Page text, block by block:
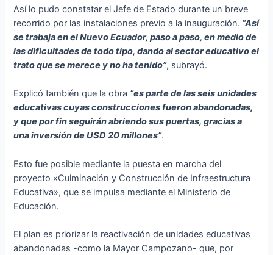
Así lo pudo constatar el Jefe de Estado durante un breve
recorrido por las instalaciones previo a la inauguración. “Así
se trabaja en el Nuevo Ecuador, paso a paso, en medio de
las dificultades de todo tipo, dando al sector educativo el
trato que se merece y no ha tenido”, subrayó.
Explicó también que la obra “es parte de las seis unidades
educativas cuyas construcciones fueron abandonadas,
y que por fin seguirán abriendo sus puertas, gracias a
una inversión de USD 20 millones”.
Esto fue posible mediante la puesta en marcha del
proyecto «Culminación y Construcción de Infraestructura
Educativa», que se impulsa mediante el Ministerio de
Educación.
El plan es priorizar la reactivación de unidades educativas
abandonadas -como la Mayor Campozano- que, por